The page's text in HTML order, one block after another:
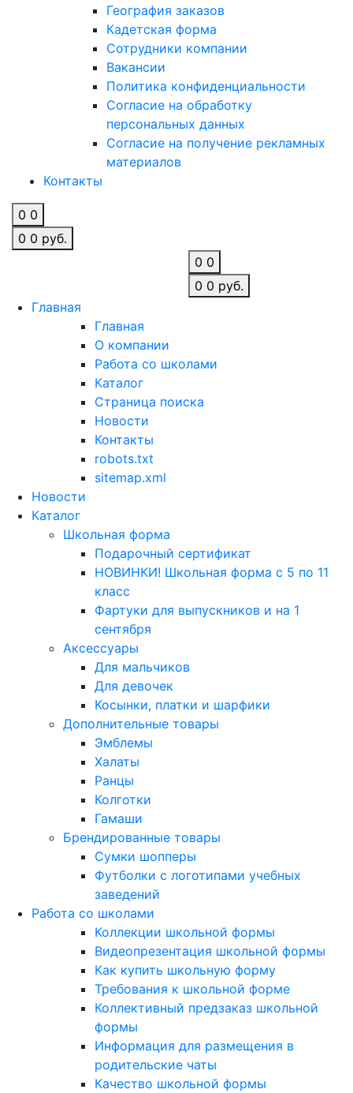
География заказов
Кадетская форма
Сотрудники компании
Вакансии
Политика конфиденциальности
Согласие на обработку
персональных данных
Согласие на получение рекламных
материалов
Контакты
0 0
0 0 руб.
0 0
0 0 руб.
Главная
Главная
О компании
Работа со школами
Каталог
Страница поиска
Новости
Контакты
robots.txt
sitemap.xml
Новости
Каталог
Школьная форма
Подарочный сертификат
НОВИНКИ! Школьная форма с 5 по 11
класс
Фартуки для выпускников и на 1
сентября
Аксессуары
Для мальчиков
Для девочек
Косынки, платки и шарфики
Дополнительные товары
Эмблемы
Халаты
Ранцы
Колготки
Гамаши
Брендированные товары
Сумки шопперы
Футболки с логотипами учебных
заведений
Работа со школами
Коллекции школьной формы
Видеопрезентация школьной формы
Как купить школьную форму
Требования к школьной форме
Коллективный предзаказ школьной
формы
Информация для размещения в
родительские чаты
Качество школьной формы